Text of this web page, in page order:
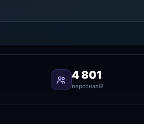
4 801
персоналій